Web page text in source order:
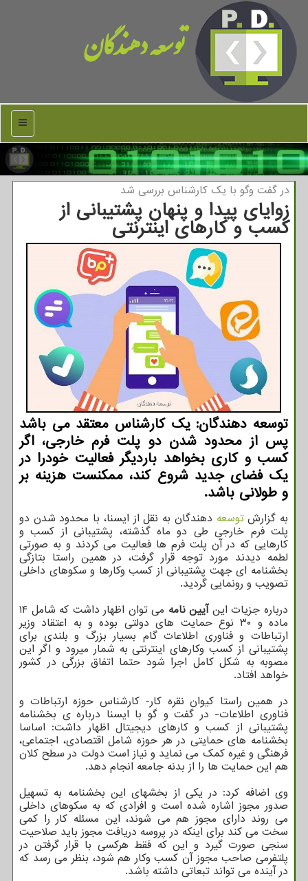
توسعه دهندگان
منو
در گفت وگو با یك كارشناس بررسی شد
زوایای پیدا و پنهان پشتیبانی از
کسب و کارهای اینترنتی
توسعه دهندگان: یک کارشناس معتقد می باشد
پس از محدود شدن دو پلت فرم خارجی، اگر
کسب و کاری بخواهد باردیگر فعالیت خودرا در
یک فضای جدید شروع کند، ممکنست هزینه بر
و طولانی باشد.
به گزارشتوسعه دهندگان به نقل از ایسنا، با محدود شدن دو
پلت فرم خارجی طی دو ماه گذشته، پشتیبانی از کسب و
کارهایی که در آن پلت فرم ها فعالیت می کردند و به صورتی
لطمه دیدند مورد توجه قرار گرفت، در همین راستا بتازگی
بخشنامه ای جهت پشتیبانی از کسب وکارها و سکوهای داخلی
تصویب و رونمایی گردید.
درباره جزیات اینآیین نامه می توان اظهار داشت که شامل ۱۴
ماده و ۳۰ نوع حمایت های دولتی بوده و به اعتقاد وزیر
ارتباطات و فناوری اطلاعات گام بسیار بزرگ و بلندی برای
پشتیبانی از کسب وکارهای اینترنتی به شمار میرود و اگر این
مصوبه به شکل کامل اجرا شود حتما اتفاق بزرگی در کشور
خواهد افتاد.
در همین راستا کیوان نقره کار- کارشناس حوزه ارتباطات و
فناوری اطلاعات- در گفت و گو با ایسنا درباره ی بخشنامه
پشتیبانی از کسب و کارهای دیجیتال اظهار داشت: اساسا
بخشنامه های حمایتی در هر حوزه شامل اقتصادی، اجتماعی،
فرهنگی و غیره کمک می نماید و نیاز است دولت در سطح کلان
هم این حمایت ها را از بدنه جامعه انجام دهد.
وی اضافه کرد: در یکی از بخشهای این بخشنامه به تسهیل
صدور مجوز اشاره شده است و افرادی که به سکوهای داخلی
می روند دارای مجوز هم می شوند، این مسئله کار را کمی
سخت می کند برای اینکه در پروسه دریافت مجوز باید صلاحیت
سنجی صورت گیرد و این که فقط هرکسی با قرار گرفتن در
پلتفرمی صاحب مجوز آن کسب وکار هم شود، بنظر می رسد که
در آینده می تواند تبعاتی داشته باشد.